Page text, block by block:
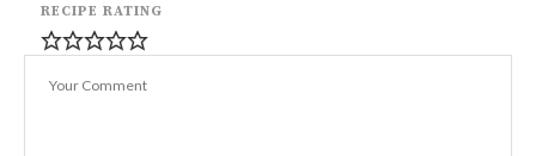
RECIPE RATING